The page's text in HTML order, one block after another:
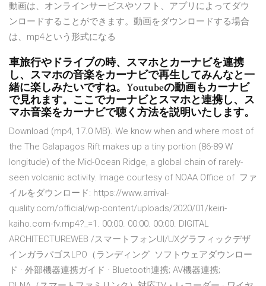
動画は、オンラインサービスやソフト、アプリによってダウ
ンロードすることができます。動画をダウンロードする場合
は、mp4という形式になる
車旅行やドライブの時、スマホとカーナビを連携
し、スマホの音楽をカーナビで再生してみんなと一
緒に楽しみたいですね。Youtubeの動画もカーナビ
で見れます。ここでカーナビとスマホと連携し、ス
マホ音楽をカーナビで聴く方法を説明いたします。
Download (mp4, 17.0 MB). We know when and where most of
the The Galapagos Rift makes up a tiny portion (86-89 W
longitude) of the Mid-Ocean Ridge, a global chain of rarely-
seen volcanic activity. Image courtesy of NOAA Office of ファ
イルをダウンロード: https://www.arrival-
quality.com/official/wp-content/uploads/2020/01/keiri-
kaiho.com-fv.mp4?_=1. 00:00. 00:00. 00:00. DIGITAL
ARCHITECTUREWEB /スマートフォンUI/UXグラフィックデザ
インガラパゴスLPO（ランディング ソフトウェアダウンロー
ド · 外部機器連携ガイド · Bluetooth連携; AV機器連携;